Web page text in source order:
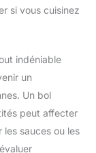
si vous cuisinez
indéniable
un
Un bol
peut affecter
sauces ou les